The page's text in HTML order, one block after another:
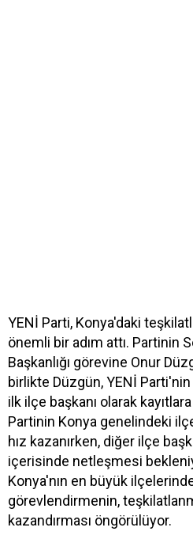
YENİ Parti, Konya'daki
önemli bir adım attı. Partinin
Başkanlığı görevine Onur
birlikte Düzgün, YENİ
ilk ilçe başkanı olarak
Partinin Konya genelindeki
hız kazanırken, diğer ilçe
içerisinde netleşmesi
Konya'nın en büyük
görevlendirmenin,
kazandırması öngörülüyor.